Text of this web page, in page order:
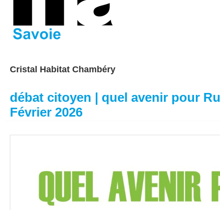
Cristal Habitat Chambéry
débat citoyen | quel avenir pour
Février 2026